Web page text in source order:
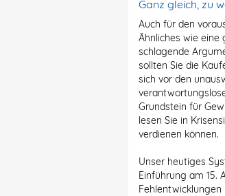
Ganz gleich, zu
Auch für den
Ähnliches wie eine
schlagende
sollten Sie die
sich vor den
Grundstein für
lesen Sie in
verdienen können.
Unser heutiges
Einführung am 15.